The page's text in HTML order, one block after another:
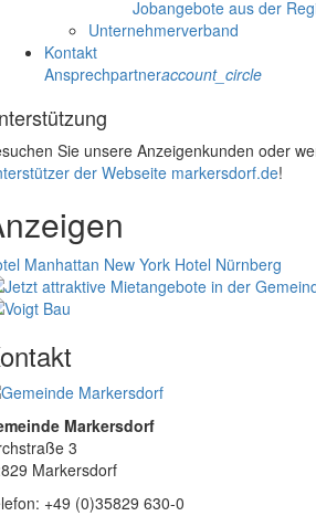
Jobangebote aus der
Unternehmerverband
Kontakt
Ansprechpartneraccount_circle
Sie unsere Anzeigenkunden oder
der Webseite markersdorf.de!
Manhattan New York Hotel Nürnberg
Markersdorf
3
Markersdorf
+49 (0)35829 630-0